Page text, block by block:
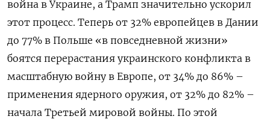
война в Украине, а Трамп значительно ускорил
этот процесс. Теперь от 32% европейцев в Дании
до 77% в Польше «в повседневной жизни»
боятся перерастания украинского конфликта в
масштабную войну в Европе, от 34% до 86% –
применения ядерного оружия, от 32% до 82% –
начала Третьей мировой войны. По этой